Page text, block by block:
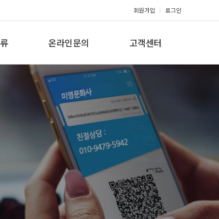
회원가입 로그인
온라인문의
견적문의
고객센터
공지사항
갤러리